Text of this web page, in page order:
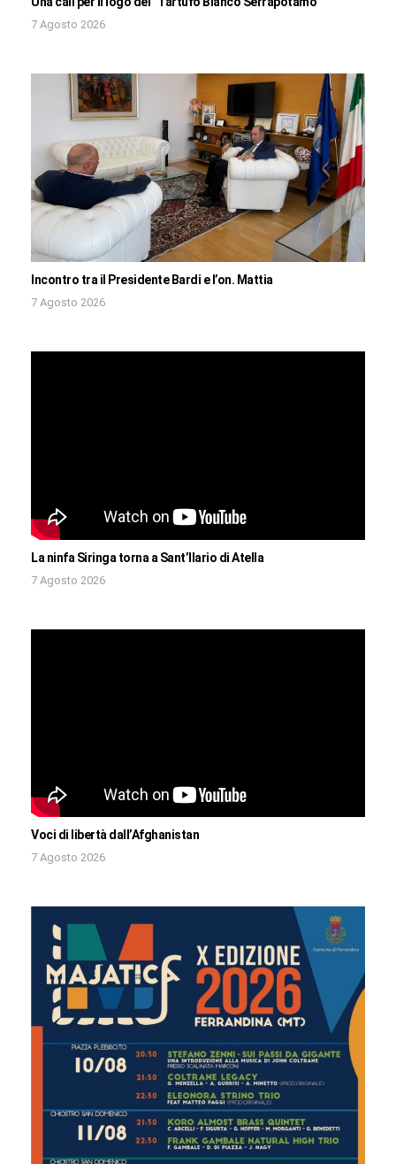
7 Agosto 2026
Incontro tra il Presidente Bardi e l’on. Mattia
7 Agosto 2026
La ninfa Siringa torna a Sant’Ilario di Atella
7 Agosto 2026
Voci di libertà dall’Afghanistan
7 Agosto 2026